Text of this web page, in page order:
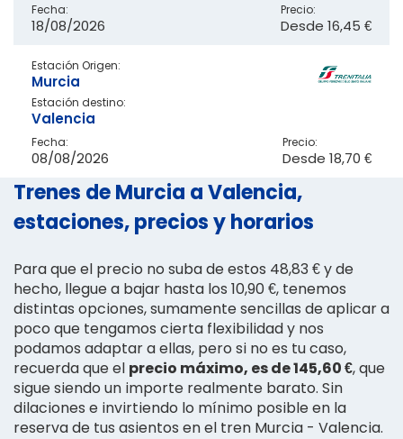
Fecha:
18/08/2026
Precio:
Desde 16,45 €
Estación Origen:
Murcia
Estación destino:
Valencia
Fecha:
08/08/2026
Precio:
Desde 18,70 €
Trenes de Murcia a Valencia,
estaciones, precios y horarios
Para que el precio no suba de estos 48,83 € y de
hecho, llegue a bajar hasta los 10,90 €, tenemos
distintas opciones, sumamente sencillas de aplicar a
poco que tengamos cierta flexibilidad y nos
podamos adaptar a ellas, pero si no es tu caso,
recuerda que el precio máximo, es de 145,60 €, que
sigue siendo un importe realmente barato. Sin
dilaciones e invirtiendo lo mínimo posible en la
reserva de tus asientos en el tren Murcia - Valencia.